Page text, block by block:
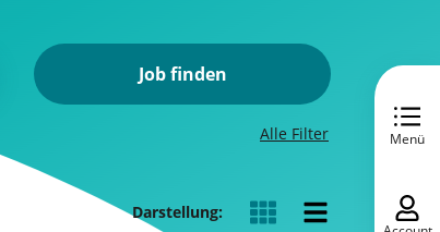
Job finden
Alle Filter
Darstellung:
Menü